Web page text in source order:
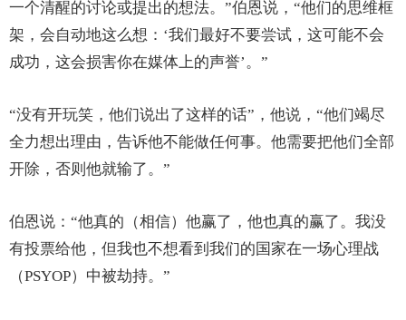
一个清醒的讨论或提出的想法。”伯恩说，“他们的思维框
架，会自动地这么想：‘我们最好不要尝试，这可能不会
成功，这会损害你在媒体上的声誉’。”
“没有开玩笑，他们说出了这样的话”，他说，“他们竭尽
全力想出理由，告诉他不能做任何事。他需要把他们全部
开除，否则他就输了。”
伯恩说：“他真的（相信）他赢了，他也真的赢了。我没
有投票给他，但我也不想看到我们的国家在一场心理战
（PSYOP）中被劫持。”